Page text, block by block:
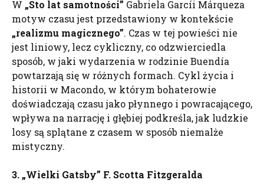
W „Sto lat samotności” Gabriela Garcíi Márqueza
motyw czasu jest przedstawiony w kontekście
„realizmu magicznego”. Czas w tej powieści nie
jest liniowy, lecz cykliczny, co odzwierciedla
sposób, w jaki wydarzenia w rodzinie Buendía
powtarzają się w różnych formach. Cykl życia i
historii w Macondo, w którym bohaterowie
doświadczają czasu jako płynnego i powracającego,
wpływa na narrację i głębiej podkreśla, jak ludzkie
losy są splątane z czasem w sposób niemalże
mistyczny.
3. „Wielki Gatsby” F. Scotta Fitzgeralda